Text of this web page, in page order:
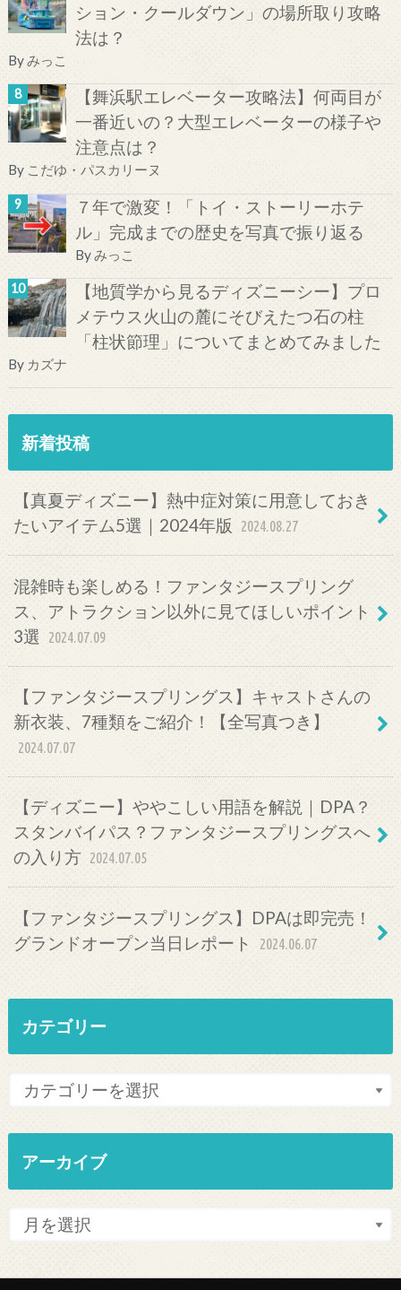
ション・クールダウン」の場所取り攻略
法は？
Byみっこ
【舞浜駅エレベーター攻略法】何両目が
一番近いの？大型エレベーターの様子や
注意点は？
By こだゆ・パスカリーヌ
７年で激変！「トイ・ストーリーホテ
ル」完成までの歴史を写真で振り返る
By みっこ
【地質学から見るディズニーシー】プロ
メテウス火山の麓にそびえたつ石の柱
「柱状節理」についてまとめてみました
By カズナ
新着投稿
【真夏ディズニー】熱中症対策に用意しておき
たいアイテム5選｜2024年版
2024.08.27
混雑時も楽しめる！ファンタジースプリング
ス、アトラクション以外に見てほしいポイント
3選
2024.07.09
【ファンタジースプリングス】キャストさんの
新衣装、7種類をご紹介！【全写真つき】
2024.07.07
【ディズニー】ややこしい用語を解説｜DPA？
スタンバイパス？ファンタジースプリングスへ
の入り方 2024.07.05
【ファンタジースプリングス】DPAは即完売！
グランドオープン当日レポート
2024.06.07
カテゴリー
アーカイブ